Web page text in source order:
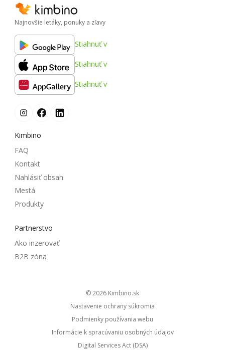
Najnovšie letáky, ponuky a zľavy
Stiahnuť v
Stiahnuť v
Stiahnuť v
Kimbino
FAQ
Kontakt
Nahlásiť obsah
Mestá
Produkty
Partnerstvo
Ako inzerovať
B2B zóna
© 2026
kimbino.sk
Nastavenie ochrany súkromia
Podmienky používania webu
Informácie k spracúvaniu osobných údajov
Digital Services Act (DSA)